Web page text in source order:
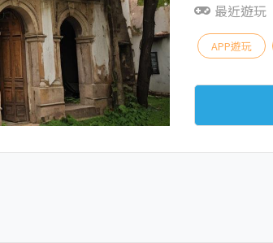
最近遊玩
APP遊玩